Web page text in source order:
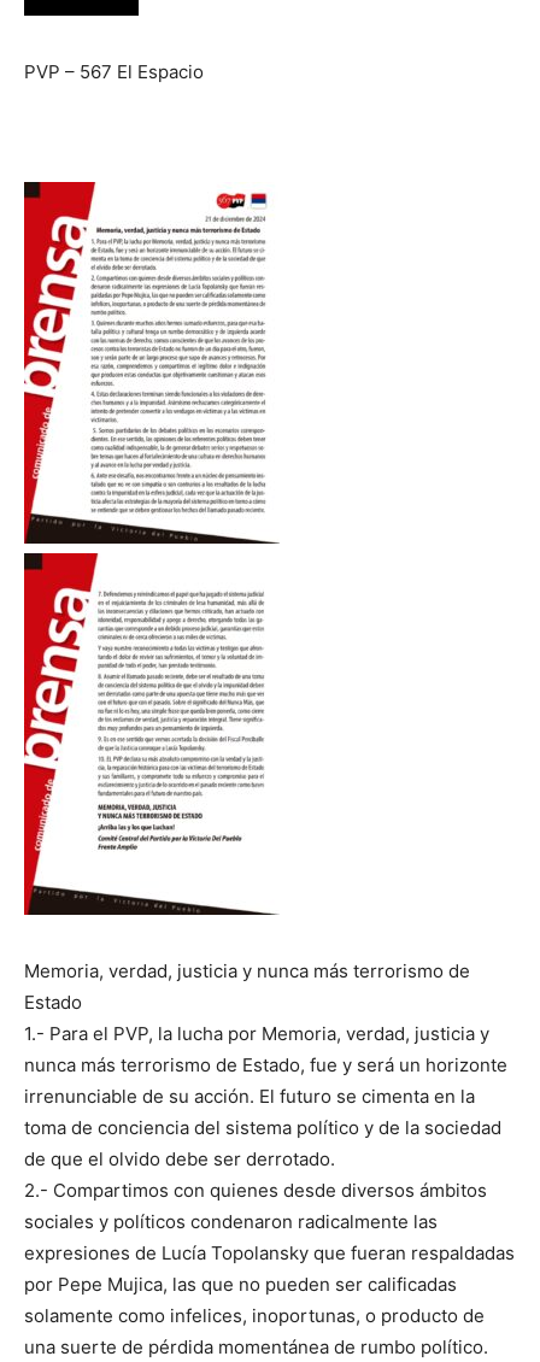
PVP – 567 El Espacio
Memoria, verdad, justicia y nunca más terrorismo de
Estado
1.- Para el PVP, la lucha por Memoria, verdad, justicia y
nunca más terrorismo de Estado, fue y será un horizonte
irrenunciable de su acción. El futuro se cimenta en la
toma de conciencia del sistema político y de la sociedad
de que el olvido debe ser derrotado.
2.- Compartimos con quienes desde diversos ámbitos
sociales y políticos condenaron radicalmente las
expresiones de Lucía Topolansky que fueran respaldadas
por Pepe Mujica, las que no pueden ser calificadas
solamente como infelices, inoportunas, o producto de
una suerte de pérdida momentánea de rumbo político.